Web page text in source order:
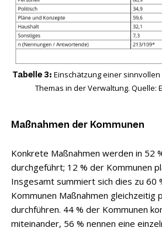
Tabelle 3: Einschätzung einer
Themas in der Verwaltung. Quelle:
Maßnahmen der Kommunen
Konkrete Maßnahmen werden in 52
durchgeführt; 12 % der Kommunen
Insgesamt summiert sich dies zu 60
Kommunen Maßnahmen gleichzeitig
durchführen. 44 % der Kommunen
miteinander, 56 % nennen eine